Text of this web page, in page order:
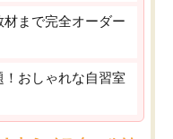
まで完全オーダー
おしゃれな自習室